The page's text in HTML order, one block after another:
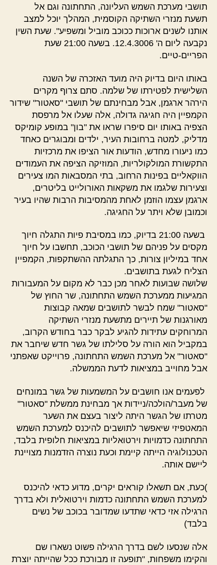
תושבי מערכת השמש העליונה, התחתונה וגם אל
תשעת מנזרי השתיקה הקוסמית, המהלך יוכל למצב
אותנו לשנים ארוכות ככוכב מוביל ומשפיע". שעת השין
נקבעה ליום ה' 12.4.3006. בשעה 21:00 שעת
הפריים-טיים.
באותו היום בדיוק היה מועד האזכרה של השנה
השלישית לפטירתו של שלמה. סתם צרוף מקרים
הירהר ארגמן, אבל מבחינתם של תושבי "סאטור" שידור
הקמפיין היה חגיגה גדולה, אלה שעלו אל מרפסת
הצפיה באותו יום סיפרו שראו את "בון" במופע קומיקס
מדליק, למטה ברחובות העיר, ילדים ומבוגרים כאחד
כמו ניעורו מחדש, הודעות אור הציפו את מרכזיות
התקשורת המולקולריות, המוזיקה הציפה את העמודים
הווקאליים בפינות הרחוב, בתי המסבאות המו צעירים
וצעירות שלגמו את משקאות האורולייט בליטרים,
ארגמן עצמו הוזמן לאחת מהמסיבות הרבות שהיו בעיר
וכמובן שלא ויתר על החגיגה.
בשעה 21:00 בדיוק, כמו במסיבת פיות התגלה חיוך
מקסים על פניהם של תושבי הכוכב, תחשבו על חיוך
אחד במיליון צורות, כך התגלתה ההשתקפות, הקמפיין
הצליח לגעת בתושבים.
שלושה שבועות לאחר מכן כבר לא מקום על המעבורות
המגיעות ממערכת השמש התחתונה, שר החוץ של
"סאטור" שמח לבשר לתושבים שמאה קבוצות
מאורגנות של תיירים מתשעת מנזרי השתיקה
המרוחקים עתידות להגיע לבקר כבר בחודש הקרוב,
במקביל הוא הורה על סלילתו של גשר חדש שיחבר את
"סאטור" אל מערכת השמש התחתונה, פרוייקט שאפתני
אבל מחוייב במציאות לדעת הממשלה.
לפעמים אנו חושבים על המשמעות של גשר במונחים
של מעבר/הולכה/ניידות אך מבחינת ממשלת "סאטור"
מטרתו של הגשר היתה ליצור בעצם את השער
המאטפיזי שיאפשר לתושבים להיכנס למערכת השמש
התחתונה כדמויות וירטואליות במציאות חלופית בלבד,
הטכנולוגיה הייתה קיימת וכעת נוצרה הזדמנות מצויינת
ליישם אותה.
)כעת, אם תשאלו קוראים יקרים, מדוע כדאי להיכנס
למערכת השמש התחתונה כדמות וירטואלית ולא בדרך
הרגילה אזי כדאי שתדעו שמדובר בכוכב של נשים
בלבד)
אלה שנסעו לשם בדרך הרגילה פשוט נשארו שם
והקימו משפחות, "תופעה זו מבורכת ככל שהייתה יוצרת